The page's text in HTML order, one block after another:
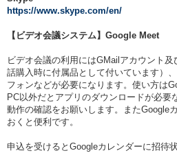
https://www.skype.com/en/
【ビデオ会議システム】Google Meet
ビデオ会議の利用にはGMailアカウント
話購入時に付属品として付いています）
フォンなどが必要になります。使い方は
PC以外だとアプリのダウンロードが必要
動作の確認をお願いします。またGoogle
おくと便利です。
申込を受けるとGoogleカレンダーに招待